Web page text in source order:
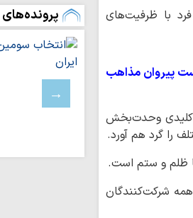
با ظرفیت‌های
پیروان مذاهب
کلیدی وحدت‌بخش
را گرد هم آورد.
ظلم و ستم است.
شرکت‌کنندگان
تصاویر/ مراسم
امت از سوی آیت‌الله
محرومیت از
(عج)، ریشه در
صادق(ع) سمیرم
تجمعات شبانه
پرونده‌های